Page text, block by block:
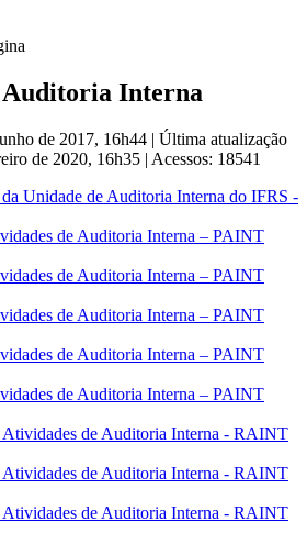
Auditoria Interna
de 2017, 16h44 | Última atualização
de 2020, 16h35 | Acessos: 18541
Unidade de Auditoria Interna do IFRS -
de Auditoria Interna – PAINT
de Auditoria Interna – PAINT
de Auditoria Interna – PAINT
de Auditoria Interna – PAINT
de Auditoria Interna – PAINT
de Auditoria Interna - RAINT
de Auditoria Interna - RAINT
de Auditoria Interna - RAINT